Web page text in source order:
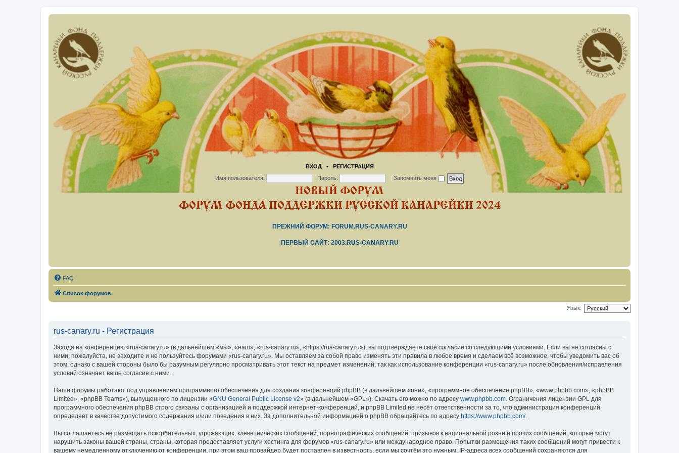
ВХОД• РЕГИСТРАЦИЯ
Имя пользователя:
Пароль: | Запомнить меня
НОВЫЙ ФОРУМ
ФОРУМ ФОНДА ПОДДЕРЖКИ РУССКОЙ КАНАРЕЙКИ 2024
ПРЕЖНИЙ ФОРУМ: FORUM.RUS-CANARY.RU
ПЕРВЫЙ САЙТ: 2003.RUS-CANARY.RU
FAQ
Список форумов
Язык:
rus-canary.ru - Регистрация
Заходя на конференцию «rus-canary.ru» (в дальнейшем «мы», «наш», «rus-canary.ru», «https://rus-canary.ru»), вы подтверждаете своё согласие со следующими условиями. Если вы не согласны с
ними, пожалуйста, не заходите и не пользуйтесь форумами «rus-canary.ru». Мы оставляем за собой право изменять эти правила в любое время и сделаем всё возможное, чтобы уведомить вас об
этом, однако с вашей стороны было бы разумным регулярно просматривать этот текст на предмет изменений, так как использование конференции «rus-canary.ru» после обновления/исправления
условий означает ваше согласие с ними.
Наши форумы работают под управлением программного обеспечения для создания конференций phpBB (в дальнейшем «они», «программное обеспечение phpBB», «www.phpbb.com», «phpBB
Limited», «phpBB Teams»), выпущенного по лицензии «GNU General Public License v2» (в дальнейшем «GPL»). Скачать его можно по адресу www.phpbb.com. Ограничения лицензии GPL для
программного обеспечения phpBB строго связаны с организацией и поддержкой интернет-конференций, и phpBB Limited не несёт ответственности за то, что администрация конференций
определяет в качестве допустимого содержания и/или поведения в них. За дополнительной информацией о phpBB обращайтесь по адресу https://www.phpbb.com/.
Вы соглашаетесь не размещать оскорбительных, угрожающих, клеветнических сообщений, порнографических сообщений, призывов к национальной розни и прочих сообщений, которые могут
нарушить законы вашей страны, страны, которая предоставляет услуги хостинга для форумов «rus-canary.ru» или международное право. Попытки размещения таких сообщений могут привести к
вашему немедленному отключению от конференции, при этом ваш провайдер будет поставлен в известность, если мы сочтём это нужным. IP-адреса всех сообщений сохраняются для